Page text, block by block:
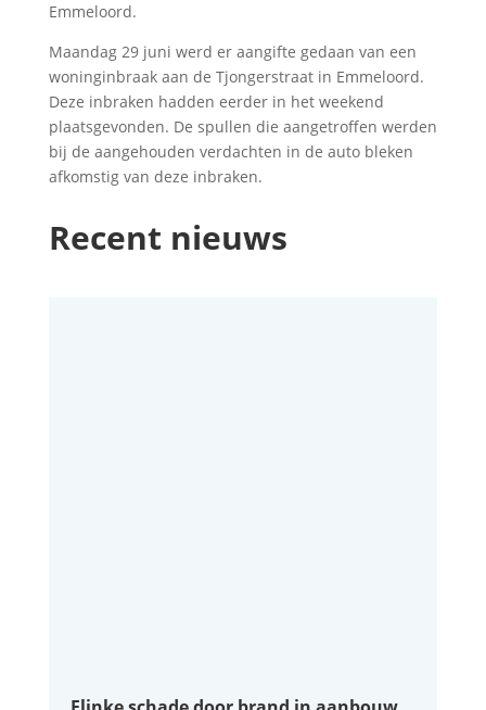
Emmeloord.
Maandag 29 juni werd er aangifte gedaan van een
woninginbraak aan de Tjongerstraat in Emmeloord.
Deze inbraken hadden eerder in het weekend
plaatsgevonden. De spullen die aangetroffen werden
bij de aangehouden verdachten in de auto bleken
afkomstig van deze inbraken.
Recent nieuws